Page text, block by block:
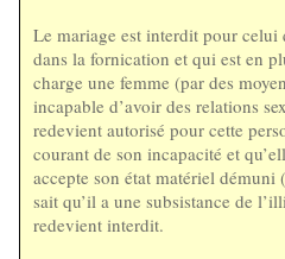
Le mariage est interdit pour
dans la fornication et qui est en
charge une femme (par des
incapable d’avoir des relations
redevient autorisé pour cette
courant de son incapacité et
accepte son état matériel démuni
sait qu’il a une subsistance de
redevient interdit.